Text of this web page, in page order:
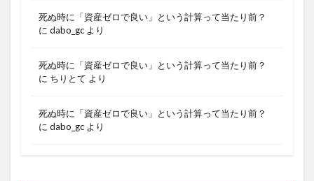
死ぬ時に「資産ゼロで良い」という計算って当たり前？
に dabo_gc より
死ぬ時に「資産ゼロで良い」という計算って当たり前？
に ちりとて より
死ぬ時に「資産ゼロで良い」という計算って当たり前？
に dabo_gc より